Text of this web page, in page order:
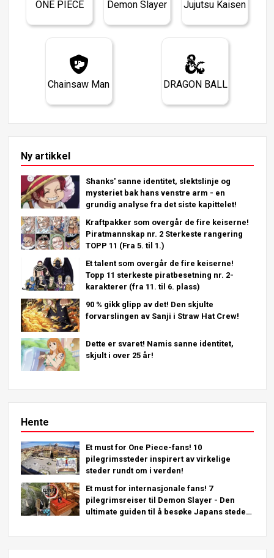
ONE PIECE Demon Slayer Jujutsu Kaisen
Chainsaw Man DRAGON BALL
Ny artikkel
Shanks' sanne identitet, slektslinje og
mysteriet bak hans venstre arm - en
grundig analyse fra det siste kapittelet!
Kraftpakker som overgår de fire keiserne!
Piratmannskap nr. 2 Sterkeste rangering
TOPP 11 (Fra 5. til 1.)
Et talent som overgår de fire keiserne!
Topp 11 sterkeste piratbesetning nr. 2-
karakterer (fra 11. til 6. plass)
90 % gikk glipp av det! Den skjulte
forvarslingen av Sanji i Straw Hat Crew!
Dette er svaret! Namis sanne identitet,
skjult i over 25 år!
Hente
Et must for One Piece-fans! 10
pilegrimssteder inspirert av virkelige
steder rundt om i verden!
Et must for internasjonale fans! 7
pilegrimsreiser til Demon Slayer - Den
ultimate guiden til å besøke Japans steder